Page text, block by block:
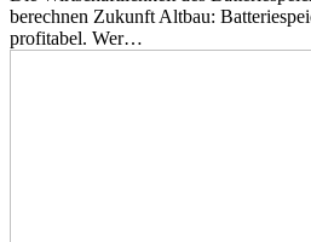
berechnen Zukunft Altbau:
profitabel. Wer…